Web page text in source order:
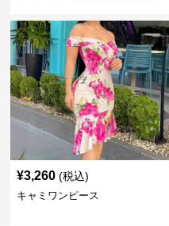
¥3,260 (税込)
キャミワンピース